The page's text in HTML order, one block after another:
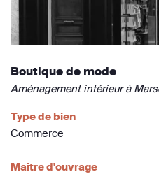
Boutique de mode
Aménagement intérieur à
Type de bien
Commerce
Maître d'ouvrage